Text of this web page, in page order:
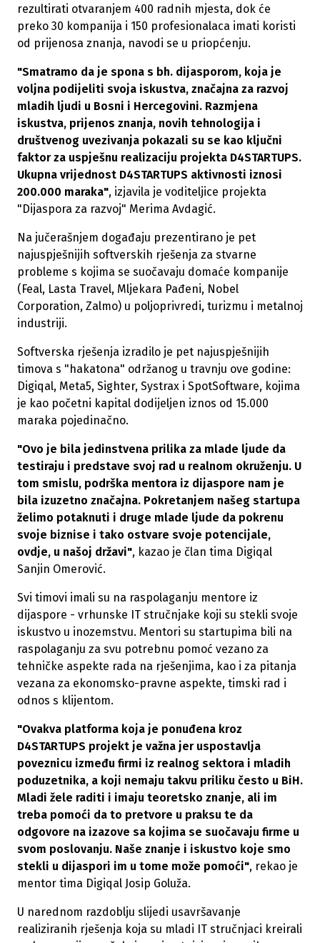
rezultirati otvaranjem 400 radnih mjesta, dok će
preko 30 kompanija i 150 profesionalaca imati koristi
od prijenosa znanja, navodi se u priopćenju.
"Smatramo da je spona s bh. dijasporom, koja je
voljna podijeliti svoja iskustva, značajna za razvoj
mladih ljudi u Bosni i Hercegovini. Razmjena
iskustva, prijenos znanja, novih tehnologija i
društvenog uvezivanja pokazali su se kao ključni
faktor za uspješnu realizaciju projekta D4STARTUPS.
Ukupna vrijednost D4STARTUPS aktivnosti iznosi
200.000 maraka", izjavila je voditeljice projekta
"Dijaspora za razvoj" Merima Avdagić.
Na jučerašnjem događaju prezentirano je pet
najuspješnijih softverskih rješenja za stvarne
probleme s kojima se suočavaju domaće kompanije
(Feal, Lasta Travel, Mljekara Pađeni, Nobel
Corporation, Zalmo) u poljoprivredi, turizmu i metalnoj
industriji.
Softverska rješenja izradilo je pet najuspješnijih
timova s "hakatona" održanog u travnju ove godine:
Digiqal, Meta5, Sighter, Systrax i SpotSoftware, kojima
je kao početni kapital dodijeljen iznos od 15.000
maraka pojedinačno.
"Ovo je bila jedinstvena prilika za mlade ljude da
testiraju i predstave svoj rad u realnom okruženju. U
tom smislu, podrška mentora iz dijaspore nam je
bila izuzetno značajna. Pokretanjem našeg startupa
želimo potaknuti i druge mlade ljude da pokrenu
svoje biznise i tako ostvare svoje potencijale,
ovdje, u našoj državi", kazao je član tima Digiqal
Sanjin Omerović.
Svi timovi imali su na raspolaganju mentore iz
dijaspore - vrhunske IT stručnjake koji su stekli svoje
iskustvo u inozemstvu. Mentori su startupima bili na
raspolaganju za svu potrebnu pomoć vezano za
tehničke aspekte rada na rješenjima, kao i za pitanja
vezana za ekonomsko-pravne aspekte, timski rad i
odnos s klijentom.
"Ovakva platforma koja je ponuđena kroz
D4STARTUPS projekt je važna jer uspostavlja
poveznicu između firmi iz realnog sektora i mladih
poduzetnika, a koji nemaju takvu priliku često u BiH.
Mladi žele raditi i imaju teoretsko znanje, ali im
treba pomoći da to pretvore u praksu te da
odgovore na izazove sa kojima se suočavaju firme u
svom poslovanju. Naše znanje i iskustvo koje smo
stekli u dijaspori im u tome može pomoći", rekao je
mentor tima Digiqal Josip Goluža.
U narednom razdoblju slijedi usavršavanje
realiziranih rješenja koja su mladi IT stručnjaci kreirali